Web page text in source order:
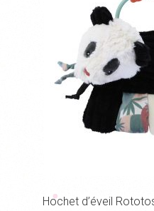
Hochet d’éveil